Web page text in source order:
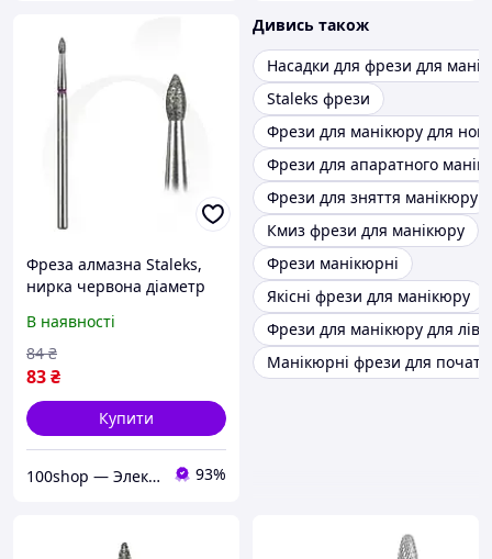
Фреза алмазна Staleks,
нирка червона діаметр
В наявності
83₴
84 ₴
Купити
100shop — Электроника и расходники / маникюр и салоны красоты! 93%
Дивись також
Насадки для фрези для
Staleks фрези
Фрези для манікюру для
Фрези для апаратного
Фрези для зняття манікюру
Кмиз фрези для манікюру
Фрези манікюрні
Якісні фрези для манікюру
Фрези для манікюру для
Манікюрні фрези для